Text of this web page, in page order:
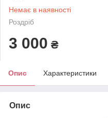
Немає в наявності
Роздріб
3 000 ₴
Опис Характеристики
Опис